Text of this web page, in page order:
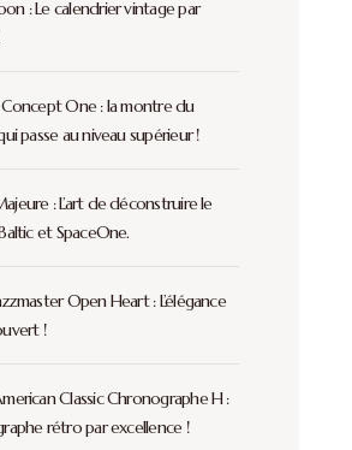
: Le calendrier vintage par
One : la montre du
passe au niveau supérieur !
: L’art de déconstruire le
et SpaceOne.
Open Heart : L’élégance
!
Classic Chronographe H :
rétro par excellence !